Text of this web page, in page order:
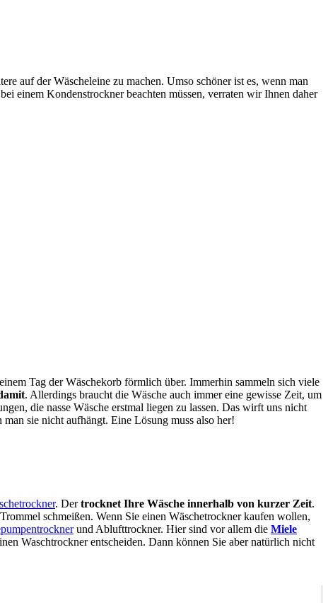
auf der Wäscheleine zu machen. Umso schöner ist es, wenn man
einem Kondenstrockner beachten müssen, verraten wir Ihnen daher
Tag der Wäschekorb förmlich über. Immerhin sammeln sich viele
. Allerdings braucht die Wäsche auch immer eine gewisse Zeit, um
die nasse Wäsche erstmal liegen zu lassen. Das wirft uns nicht
sie nicht aufhängt. Eine Lösung muss also her!
. Dertrocknet Ihre Wäsche innerhalb von kurzer Zeit.
schmeißen. Wenn Sie einen Wäschetrockner kaufen wollen,
und Ablufttrockner. Hier sind vor allem die Miele
Waschtrockner entscheiden. Dann können Sie aber natürlich nicht